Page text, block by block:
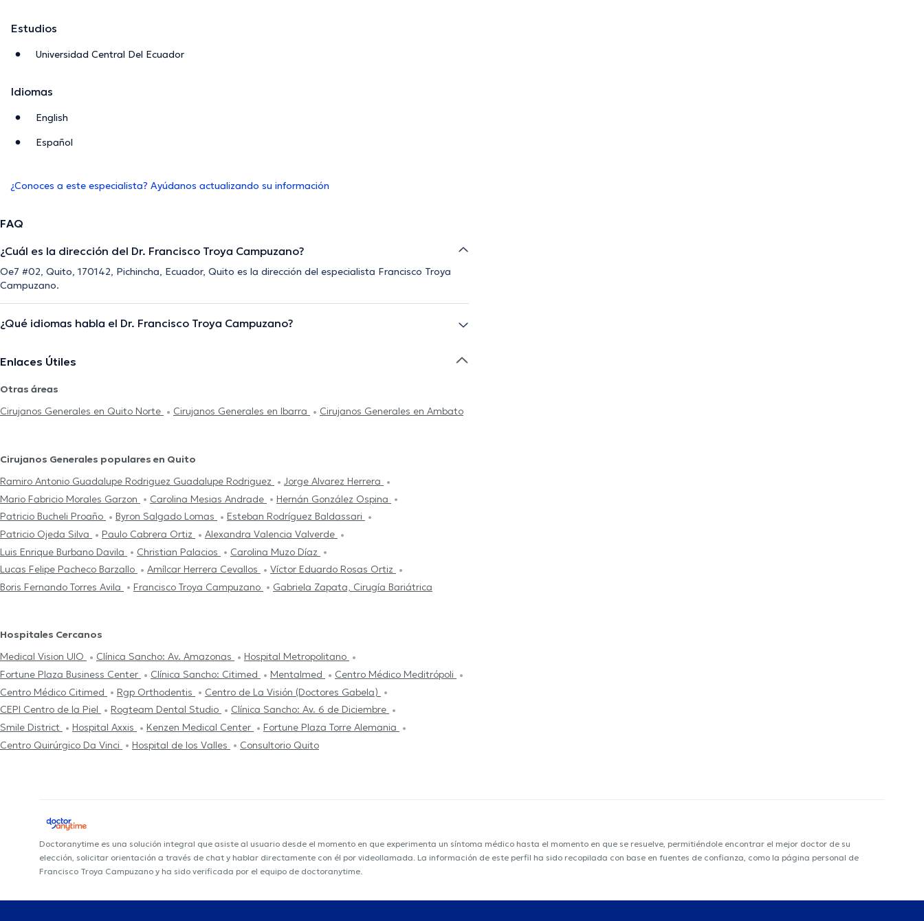
Estudios
Universidad Central Del Ecuador
Idiomas
English
Español
¿Conoces a este especialista? Ayúdanos actualizando su información
FAQ
¿Cuál es la dirección del Dr. Francisco Troya Campuzano?
Oe7 #02, Quito, 170142, Pichincha, Ecuador, Quito es la dirección del especialista Francisco Troya
Campuzano.
¿Qué idiomas habla el Dr. Francisco Troya Campuzano?
Enlaces Útiles
Otras áreas
Cirujanos Generales en Quito Norte
Cirujanos Generales en Ibarra Cirujanos Generales en Ambato
Cirujanos Generales populares en Quito
Ramiro Antonio Guadalupe Rodriguez Guadalupe Rodriguez
Jorge Alvarez Herrera
Mario Fabricio Morales Garzon
Carolina Mesias Andrade
Hernán González Ospina
Patricio Bucheli Proaño
Byron Salgado Lomas
Esteban Rodríguez Baldassari
Patricio Ojeda Silva
Paulo Cabrera Ortiz
Alexandra Valencia Valverde
Luis Enrique Burbano Davila
Christian Palacios
Carolina Muzo Díaz
Lucas Felipe Pacheco Barzallo
Amílcar Herrera Cevallos
Víctor Eduardo Rosas Ortiz
Boris Fernando Torres Avila
Francisco Troya Campuzano Gabriela Zapata, Cirugía Bariátrica
Hospitales Cercanos
Medical Vision UIO
Clínica Sancho: Av. Amazonas
Hospital Metropolitano
Fortune Plaza Business Center
Clínica Sancho: Citimed Mentalmed
Centro Médico Meditrópoli
Centro Médico Citimed
Rgp Orthodentis
Centro de La Visión (Doctores Gabela)
CEPI Centro de la Piel
Rogteam Dental Studio
Clínica Sancho: Av. 6 de Diciembre
Smile District
Hospital Axxis Kenzen Medical Center
Fortune Plaza Torre Alemania
Centro Quirúrgico Da Vinci
Hospital de los Valles Consultorio Quito
Doctoranytime es una solución integral que asiste al usuario desde el momento en que experimenta un síntoma médico hasta el momento en que se resuelve, permitiéndole encontrar el mejor doctor de su
elección, solicitar orientación a través de chat y hablar directamente con él por videollamada. La información de este perfil ha sido recopilada con base en fuentes de confianza, como la página personal de
Francisco Troya Campuzano y ha sido verificada por el equipo de doctoranytime.